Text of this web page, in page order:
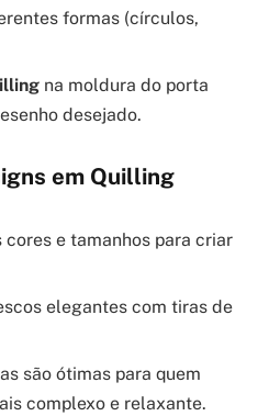
formas (círculos,
na moldura do porta
desejado.
em Quilling
e tamanhos para criar
elegantes com tiras de
são ótimas para quem
complexo e relaxante.